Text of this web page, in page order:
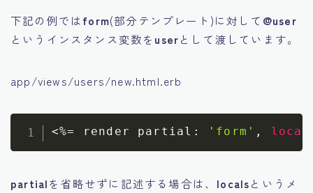
下記の例ではform(部分テンプレート)に対して @user
というインスタンス変数を userとして渡しています。
app/views/users/new.html.erb
<%= render partial : 'form' ,
partialを省略せずに記述する場合は、 localsというメ